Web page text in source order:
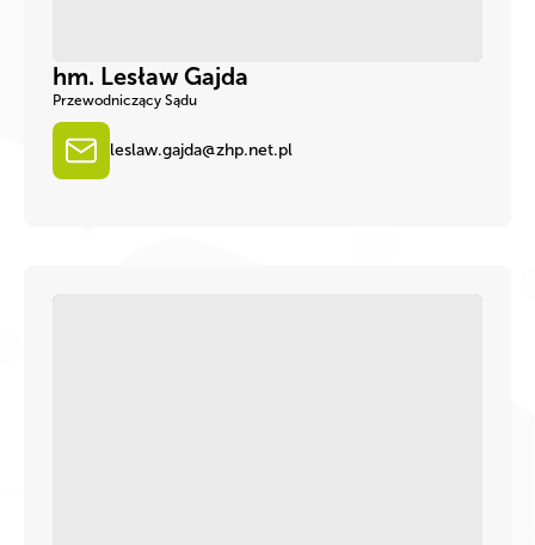
hm. Lesław Gajda
Przewodniczący Sądu
leslaw.gajda@zhp.net.pl